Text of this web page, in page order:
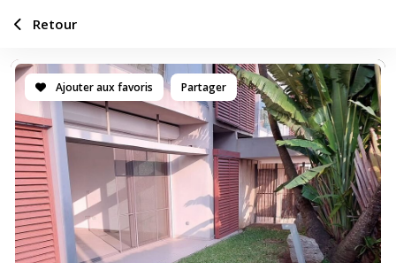
Ajouter aux favoris Partager
Retour